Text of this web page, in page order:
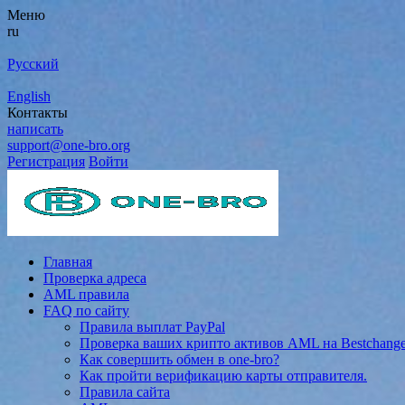
Меню
ru
Русский
English
Контакты
написать
support@one-bro.org
Регистрация Войти
Главная
Проверка адреса
AML правила
FAQ по сайту
Правила выплат PayPal
Проверка ваших крипто активов AML на
Как совершить обмен в one-bro?
Как пройти верификацию карты отправителя.
Правила сайта